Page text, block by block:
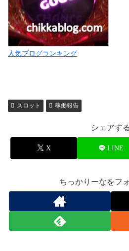
人気ブログランキング
スロット 稼働報告
シェアする
X LINE
ちっかりーなをフ